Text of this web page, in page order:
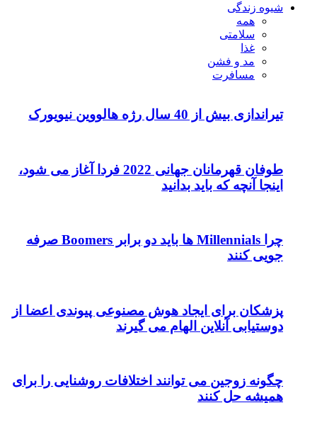
شیوه زندگی
همه
سلامتی
مد و فشن
مسافرت
تیراندازی بیش از 40 سال رژه هالووین نیویورک
طوفان قهرمانان جهانی 2022 فردا آغاز می شود،
اینجا آنچه که باید بدانید
چرا Millennials ها باید دو برابر Boomers صرفه
جویی کنند
پزشکان برای ایجاد هوش مصنوعی پیوندی اعضا از
دوستیابی آنلاین الهام می گیرند
چگونه زوجین می توانند اختلافات روشنایی را برای
همیشه حل کنند